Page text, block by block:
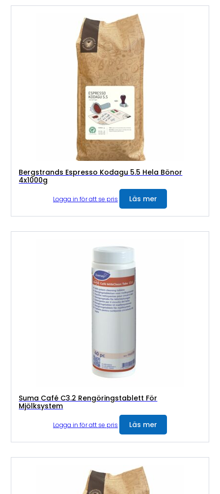
Bergstrands Espresso Kodagu 5.5 Hela Bönor
4x1000g
Logga in för att se pris Läs mer
Suma Café C3.2 Rengöringstablett För
Mjölksystem
Logga in för att se pris Läs mer